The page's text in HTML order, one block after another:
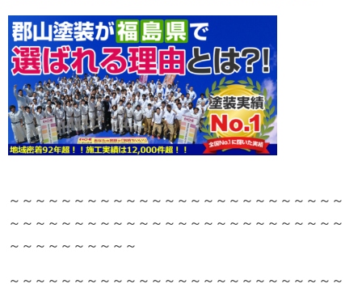
～～～～～～～～～～～～～～～～～～～～～～～～～～
～～～～～～～～～～～～～～～～～～～～～～～～～～
～～～～～～～～～～
～～～～～～～～～～～～～～～～～～～～～～～～～～